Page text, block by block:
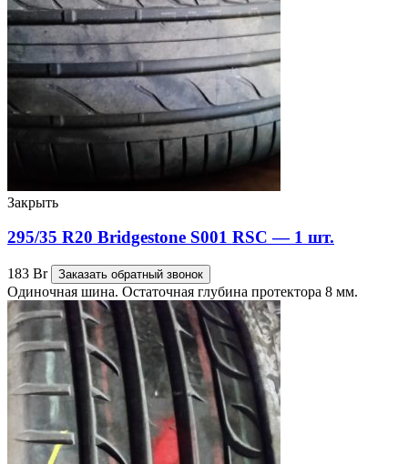
Закрыть
295/35 R20 Bridgestone S001 RSC — 1 шт.
183 Br Заказать обратный звонок
Одиночная шина. Остаточная глубина протектора 8 мм.